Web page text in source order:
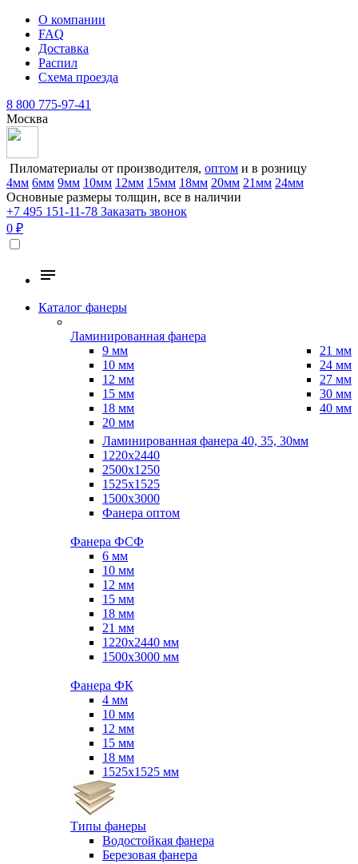
О компании
FAQ
Доставка
Распил
Схема проезда
8 800 775-97-41
Москва
Пиломатериалы от производителя, оптом и в розницу
4мм 6мм 9мм 10мм 12мм 15мм 18мм 20мм 21мм 24мм
Основные размеры толщин, все в наличии
+7 495 151-11-78 Заказать звонок
0 ₽
Каталог фанеры
Ламинированная фанера
9 мм
10 мм
12 мм
15 мм
18 мм
20 мм
21 мм
24 мм
27 мм
30 мм
40 мм
Ламинированная фанера 40, 35, 30мм
1220x2440
2500x1250
1525x1525
1500x3000
Фанера оптом
Фанера ФСФ
6 мм
10 мм
12 мм
15 мм
18 мм
21 мм
1220х2440 мм
1500х3000 мм
Фанера ФК
4 мм
10 мм
12 мм
15 мм
18 мм
1525х1525 мм
Типы фанеры
Водостойкая фанера
Березовая фанера